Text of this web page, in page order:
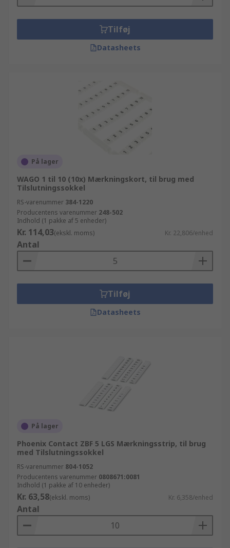
Tilføj
Datasheets
På lager
WAGO 1 til 10 (10x) Mærkningskort, til brug med
Tilslutningssokkel
RS-varenummer 384-1220
Producentens varenummer 248-502
Indhold (1 pakke af 5 enheder)
Kr. 114,03(ekskl. moms) Kr. 22,806/enhed
Antal
Tilføj
Datasheets
På lager
Phoenix Contact ZBF 5 LGS Mærkningsstrip, til brug
med Tilslutningssokkel
RS-varenummer 804-1052
Producentens varenummer 0808671:0081
Indhold (1 pakke af 10 enheder)
Kr. 63,58(ekskl. moms) Kr. 6,358/enhed
Antal